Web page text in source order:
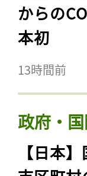
からの
本初
13時間前
政府・
【日本